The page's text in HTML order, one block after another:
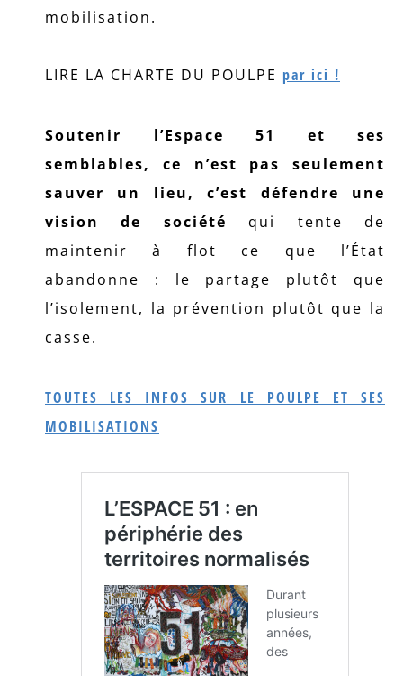
mobilisation.
LIRE LA CHARTE DU POULPE par ici !
Soutenir l’Espace 51 et ses
semblables, ce n’est pas seulement
sauver un lieu, c’est défendre une
vision de société qui tente de
maintenir à flot ce que l’État
abandonne : le partage plutôt que
l’isolement, la prévention plutôt que la
casse.
TOUTES LES INFOS SUR LE POULPE ET SES
MOBILISATIONS